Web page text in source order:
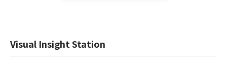
Visual Insight Station